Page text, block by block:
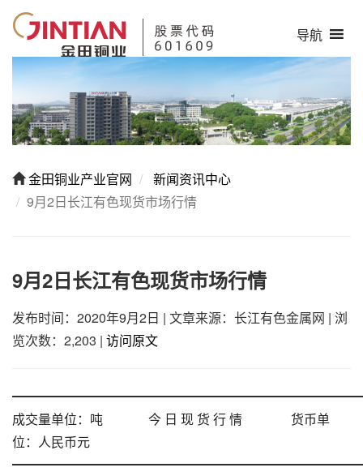
导航
金田铜业产业官网
新闻资讯中心
9月2日长江有色现货市场行情
9月2日长江有色现货市场行情
发布时间：2020年9月2日 | 文章来源：长江有色金属网 | 浏
览次数：2,203 | 访问原文
成交量单位：吨 今 日 现 货 行 情 货币单
位：人民币元